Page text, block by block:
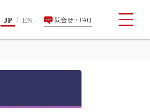
JP EN 問合せ・FAQ